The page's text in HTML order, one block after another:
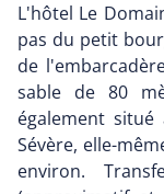
L'hôtel Le
pas du petit
de
sable de 80
également
Sévère, elle-
environ.